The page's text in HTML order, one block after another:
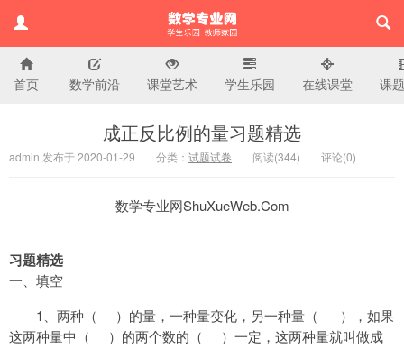
小学数学专业网
首页 数学前沿 课堂艺术 学生乐园 在线课堂 课
成正反比例的量习题精选
admin 发布于 2020-01-29 分类： 试题试卷 阅读(344) 评论(0)
数学专业网ShuXueWeb.Com
习题精选
一、填空
1 、两种（ ）的量，一种量变化，另一种量（
），如果
这两种量中（
）的两个数的（
）一定，这两种量就叫做成